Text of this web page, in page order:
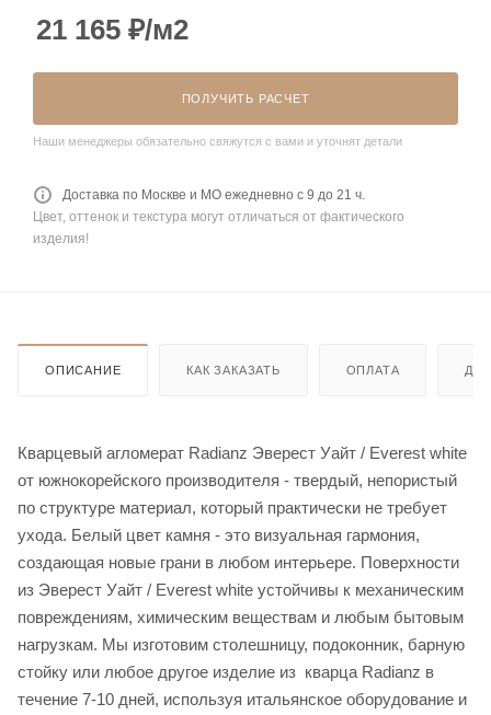
21 165 ₽/м2
ПОЛУЧИТЬ РАСЧЕТ
Наши менеджеры обязательно свяжутся с вами и уточнят детали
Доставка по Москве и МО ежедневно с 9 до 21 ч.
Цвет, оттенок и текстура могут отличаться от фактического
изделия!
ОПИСАНИЕ КАК ЗАКАЗАТЬ ОПЛАТА
Кварцевый агломерат Radianz Эверест Уайт / Everest white
от южнокорейского производителя - твердый, непористый
по структуре материал, который практически не требует
ухода. Белый цвет камня - это визуальная гармония,
создающая новые грани в любом интерьере. Поверхности
из Эверест Уайт / Everest white устойчивы к механическим
повреждениям, химическим веществам и любым бытовым
нагрузкам. Мы изготовим столешницу, подоконник, барную
стойку или любое другое изделие из кварца Radianz в
течение 7-10 дней, используя итальянское оборудование и